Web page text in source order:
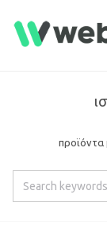
προϊόντα